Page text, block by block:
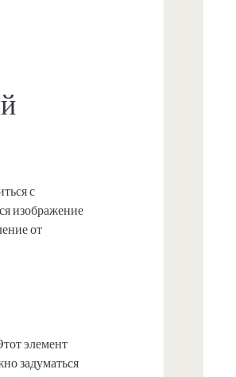
с
изображение
от
элемент
задуматься